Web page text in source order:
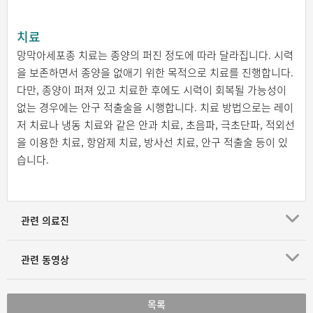
치료
망막아세포종 치료는 종양의 퍼진 정도에 따라 달라집니다. 시력
을 보존하면서 종양을 없애기 위한 목적으로 치료를 진행합니다.
다만, 종양이 퍼져 있고 치료한 후에도 시력이 회복될 가능성이
없는 경우에는 안구 적출술을 시행합니다. 치료 방법으로는 레이
저 치료나 냉동 치료와 같은 안과 치료, 초음파, 극초단파, 적외선
을 이용한 치료, 항암제 치료, 방사선 치료, 안구 적출술 등이 있
습니다.
관련 의료진
관련 동영상
목록